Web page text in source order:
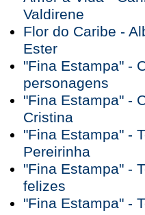
Valdirene
Flor do Caribe -
Ester
"Fina Estampa" -
personagens
"Fina Estampa" -
Cristina
"Fina Estampa" -
Pereirinha
"Fina Estampa" -
felizes
"Fina Estampa" -